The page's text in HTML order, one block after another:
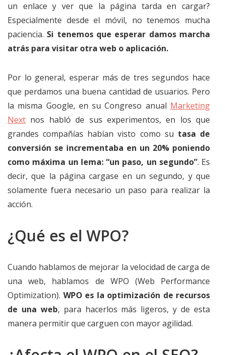
un enlace y ver que la página tarda en cargar?
Especialmente desde el móvil, no tenemos mucha
paciencia. Si tenemos que esperar damos marcha
atrás para visitar otra web o aplicación.
Por lo general, esperar más de tres segundos hace
que perdamos una buena cantidad de usuarios. Pero
la misma Google, en su Congreso anual Marketing
Next nos habló de sus experimentos, en los que
grandes compañías habían visto como su tasa de
conversión se incrementaba en un 20% poniendo
como máxima un lema: “un paso, un segundo”. Es
decir, que la página cargase en un segundo, y que
solamente fuera necesario un paso para realizar la
acción.
¿Qué es el WPO?
Cuando hablamos de mejorar la velocidad de carga de
una web, hablamos de WPO (Web Performance
Optimization). WPO es la optimización de recursos
de una web, para hacerlos más ligeros, y de esta
manera permitir que carguen con mayor agilidad.